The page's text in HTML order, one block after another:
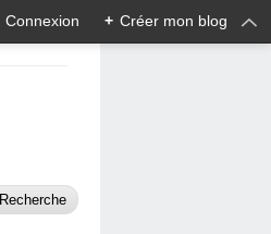
Connexion + Créer mon blog